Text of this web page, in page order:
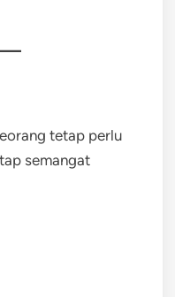
tetap perlu
semangat